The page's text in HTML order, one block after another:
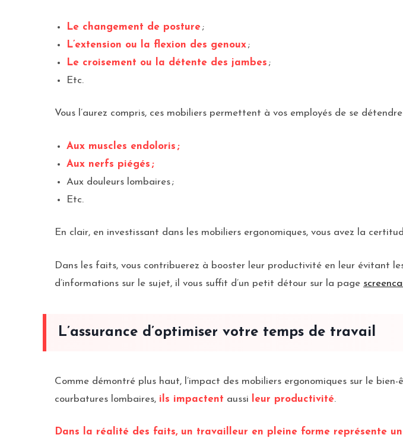
Le changement de posture;
L’extension ou la flexion des genoux;
Le croisement ou la détente des jambes ;
Etc.
Vous l’aurez compris, ces mobiliers permettent à vos employés de se
Aux muscles endoloris ;
Aux nerfs piégés ;
Aux douleurs lombaires ;
Etc.
En clair, en investissant dans les mobiliers ergonomiques, vous avez la
Dans les faits, vous contribuerez à booster leur productivité en leur évitant
d’informations sur le sujet, il vous suffit d’un petit détour sur la page
L’assurance d’optimiser votre temps de travail
Comme démontré plus haut, l’impact des mobiliers ergonomiques sur le bien-
courbatures lombaires, ils impactent aussi leur productivité.
Dans la réalité des faits, un travailleur en pleine forme représente